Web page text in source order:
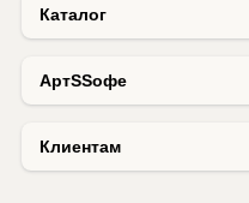
Каталог
AртSSофе
Клиентам